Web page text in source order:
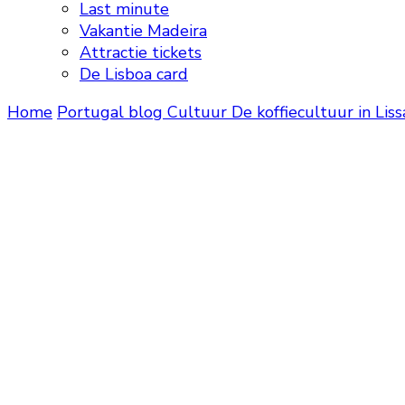
Last minute
Vakantie Madeira
Attractie tickets
De Lisboa card
Home Portugal blog Cultuur De koffiecultuur in